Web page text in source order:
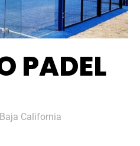
PADEL
California